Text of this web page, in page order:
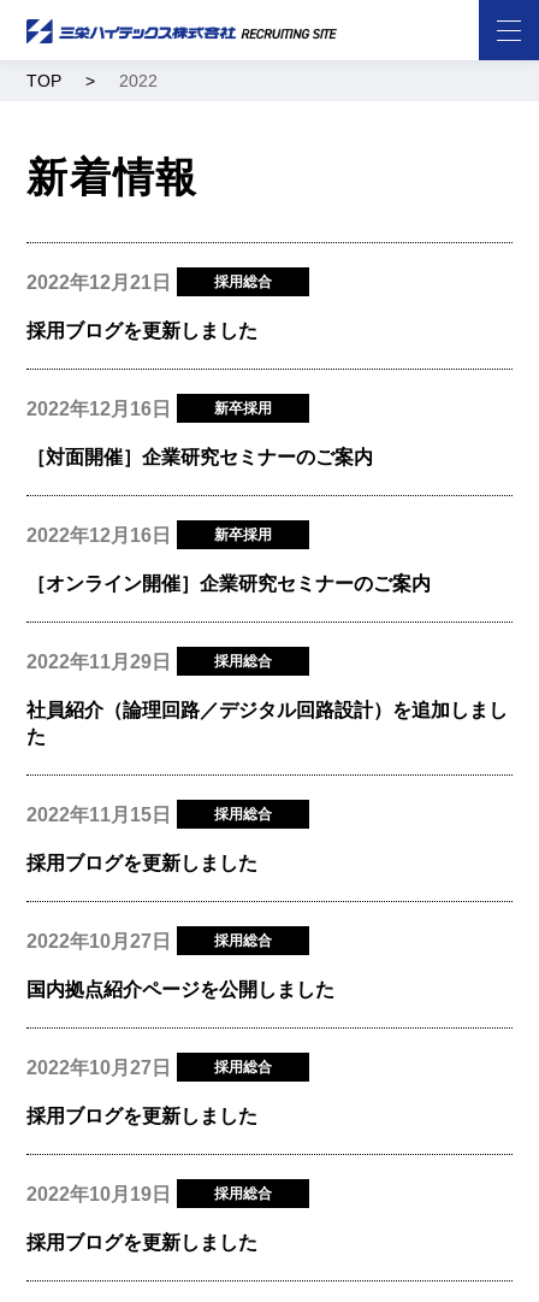
TOP 2022
新着情報
2022年12月21日 採用総合
採用ブログを更新しました
2022年12月16日 新卒採用
［対面開催］企業研究セミナーのご案内
2022年12月16日 新卒採用
［オンライン開催］企業研究セミナーのご案内
2022年11月29日 採用総合
社員紹介（論理回路／デジタル回路設計）を追加しまし
た
2022年11月15日 採用総合
採用ブログを更新しました
2022年10月27日 採用総合
国内拠点紹介ページを公開しました
2022年10月27日 採用総合
採用ブログを更新しました
2022年10月19日 採用総合
採用ブログを更新しました